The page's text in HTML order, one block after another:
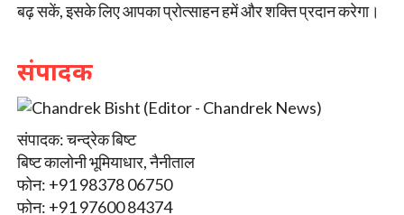
बढ़ सकें, इसके लिए आपका प्रोत्साहन हमें और शक्ति प्रदान करेगा।
संपादक
संपादक: चन्द्रेक बिष्ट
बिष्ट कालोनी भूमियाधार, नैनीताल
फोन: +91 98378 06750
फोन: +91 97600 84374